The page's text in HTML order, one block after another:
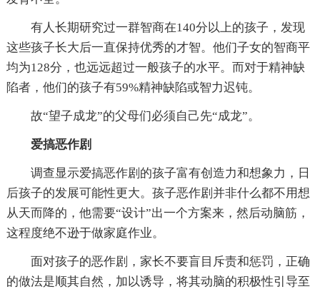
有人长期研究过一群智商在140分以上的孩子，发现
这些孩子长大后一直保持优秀的才智。他们子女的智商平
均为128分，也远远超过一般孩子的水平。而对于精神缺
陷者，他们的孩子有59%精神缺陷或智力迟钝。
故“望子成龙”的父母们必须自己先“成龙”。
爱搞恶作剧
调查显示爱搞恶作剧的孩子富有创造力和想象力，日
后孩子的发展可能性更大。孩子恶作剧并非什么都不用想
从天而降的，他需要“设计”出一个方案来，然后动脑筋，
这程度绝不逊于做家庭作业。
面对孩子的恶作剧，家长不要盲目斥责和惩罚，正确
的做法是顺其自然，加以诱导，将其动脑的积极性引导至